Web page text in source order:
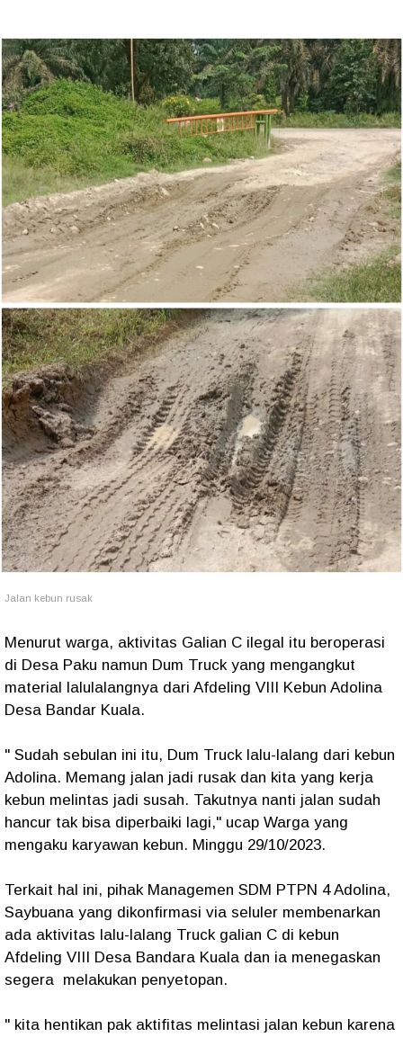
Jalan kebun rusak
Menurut warga, aktivitas Galian C ilegal itu beroperasi
di Desa Paku namun Dum Truck yang mengangkut
material lalulalangnya dari Afdeling VIII Kebun Adolina
Desa Bandar Kuala.
" Sudah sebulan ini itu, Dum Truck lalu-lalang dari kebun
Adolina. Memang jalan jadi rusak dan kita yang kerja
kebun melintas jadi susah. Takutnya nanti jalan sudah
hancur tak bisa diperbaiki lagi," ucap Warga yang
mengaku karyawan kebun. Minggu 29/10/2023.
Terkait hal ini, pihak Managemen SDM PTPN 4 Adolina,
Saybuana yang dikonfirmasi via seluler membenarkan
ada aktivitas lalu-lalang Truck galian C di kebun
Afdeling VIII Desa Bandara Kuala dan ia menegaskan
segera melakukan penyetopan.
" kita hentikan pak aktifitas melintasi jalan kebun karena